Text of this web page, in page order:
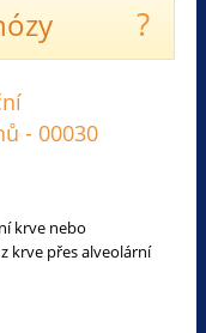
?
- 00030
krve nebo
krve přes alveolární